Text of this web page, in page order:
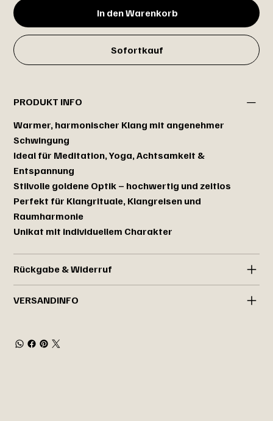
In den Warenkorb
Sofortkauf
PRODUKT INFO
Warmer, harmonischer Klang mit angenehmer
Schwingung
Ideal für Meditation, Yoga, Achtsamkeit &
Entspannung
Stilvolle goldene Optik – hochwertig und zeitlos
Perfekt für Klangrituale, Klangreisen und
Raumharmonie
Unikat mit individuellem Charakter
Rückgabe & Widerruf
VERSANDINFO